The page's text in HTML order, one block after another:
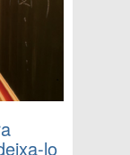
lo